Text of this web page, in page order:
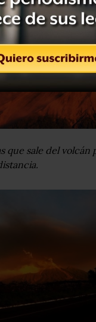
que sale del volcán